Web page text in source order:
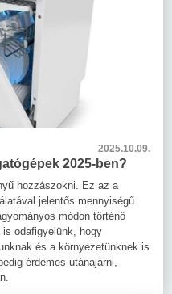
2025.10.09.
2025-ben?
hozzászokni. Ez az a
jelentős mennyiségű
módon történő
odafigyelünk, hogy
és a környezetünknek is
érdemes utánajárni,